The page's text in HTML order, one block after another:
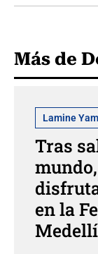
Más de
Lamine
Tras
en la